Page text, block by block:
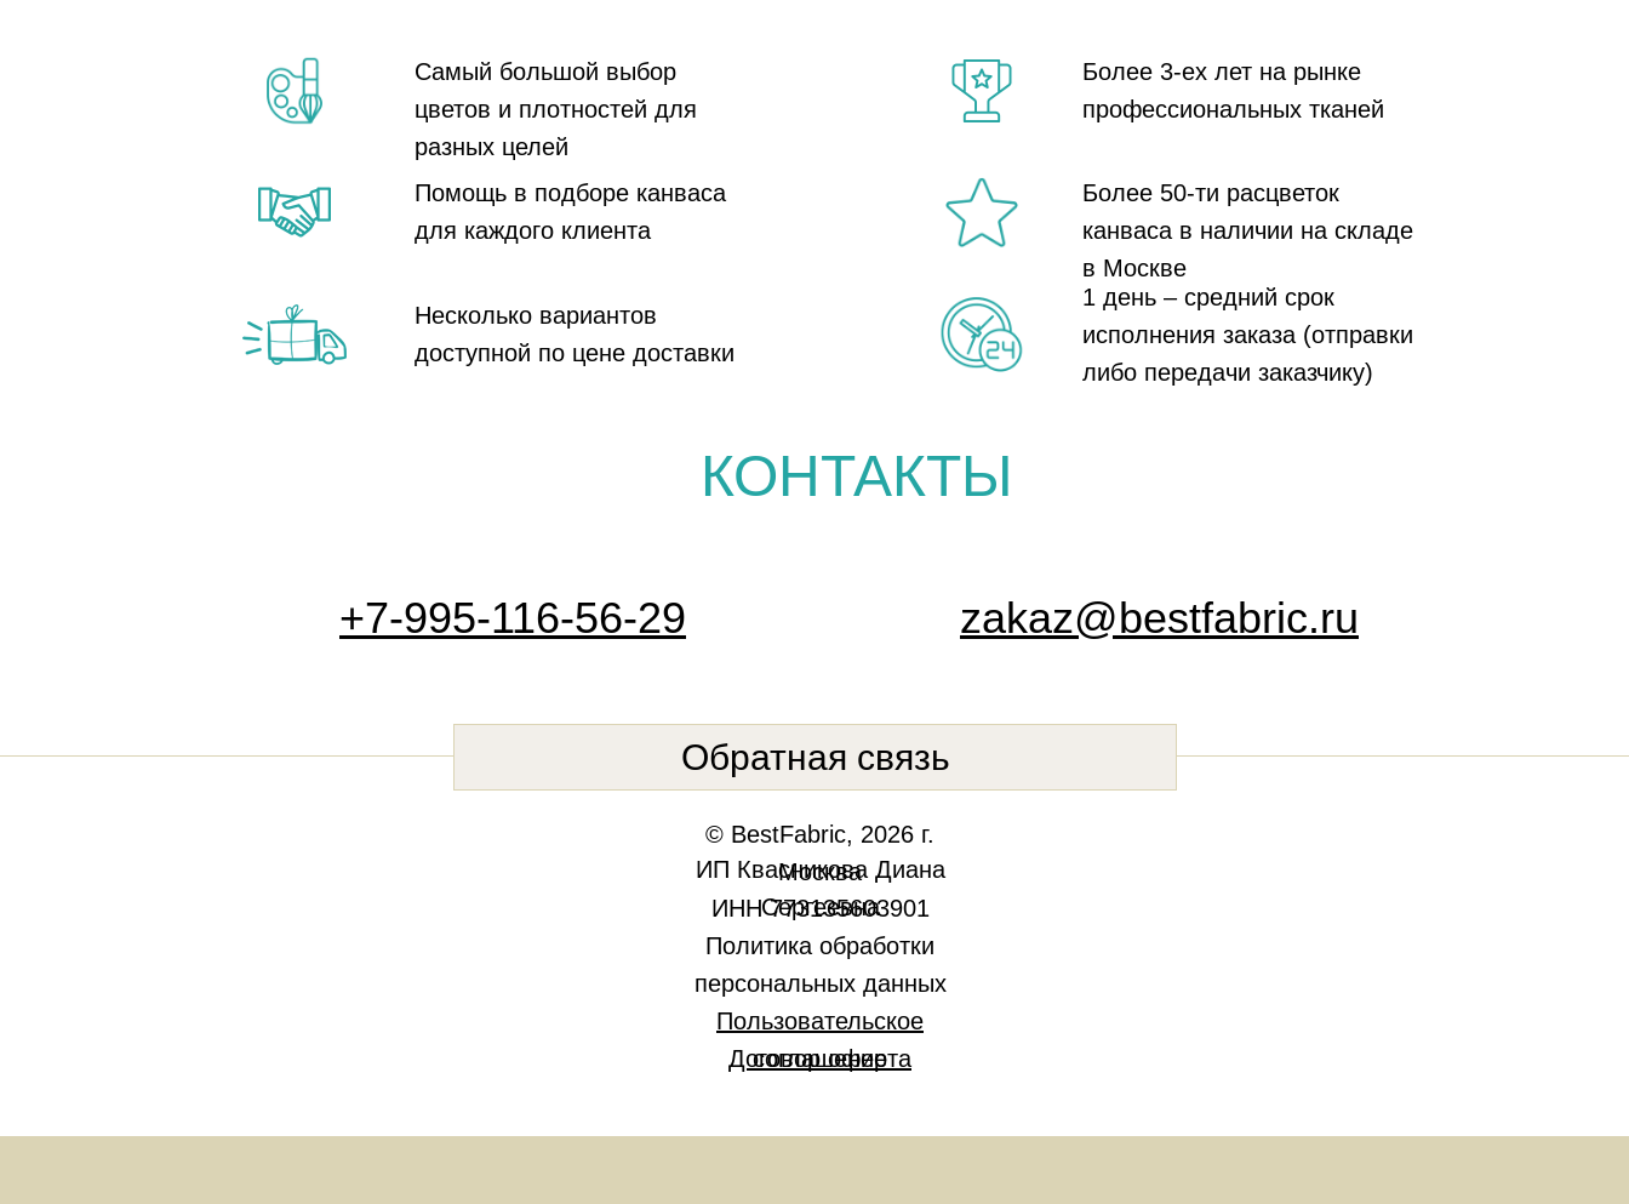
Обратная связь
zakaz@bestfabric.ru
© BestFabric, 2026 г.
Москва
ИП Квасникова Диана
Сергеевна
ИНН 773135603901
Политика обработки
персональных данных
Пользовательское
соглашение
Договор оферта
+7-995-116-56-29
КОНТАКТЫ
Самый большой выбор
цветов и плотностей для
разных целей
Помощь в подборе канваса
для каждого клиента
Несколько вариантов
доступной по цене доставки
Более 3-ех лет на рынке
профессиональных тканей
Более 50-ти расцветок
канваса в наличии на складе
в Москве
1 день – средний срок
исполнения заказа (отправки
либо передачи заказчику)